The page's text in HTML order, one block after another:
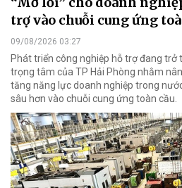
trợ vào chuỗi cung ứng
09/08/2026 03:27
Phát triển công nghiệp hỗ trợ đang
trọng tâm của TP Hải Phòng nhằm
tăng năng lực doanh nghiệp trong
sâu hơn vào chuỗi cung ứng toàn cầu.